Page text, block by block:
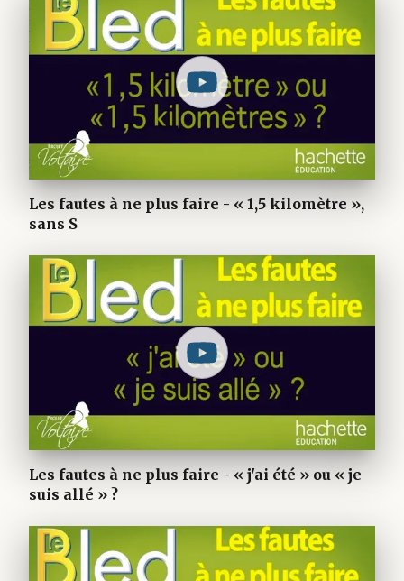
Les fautes à ne plus faire - « 1,5 kilomètre »,
sans S
Les fautes à ne plus faire - « j'ai été » ou « je
suis allé » ?